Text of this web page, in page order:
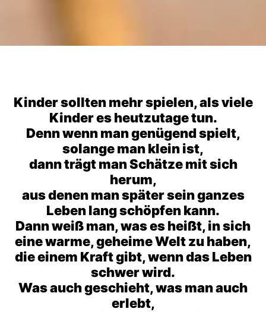
Kinder sollten mehr spielen, als viele
Kinder es heutzutage tun.
Denn wenn man genügend spielt,
solange man klein ist,
dann trägt man Schätze mit sich
herum,
aus denen man später sein ganzes
Leben lang schöpfen kann.
Dann weiß man, was es heißt, in sich
eine warme, geheime Welt zu haben,
die einem Kraft gibt, wenn das Leben
schwer wird.
Was auch geschieht, was man auch
erlebt,